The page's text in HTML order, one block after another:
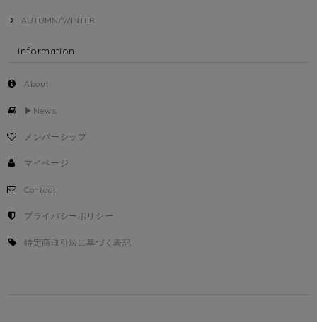
AUTUMN/WINTER
Information
About
▶︎News
メンバーシップ
マイページ
Contact
プライバシーポリシー
特定商取引法に基づく表記